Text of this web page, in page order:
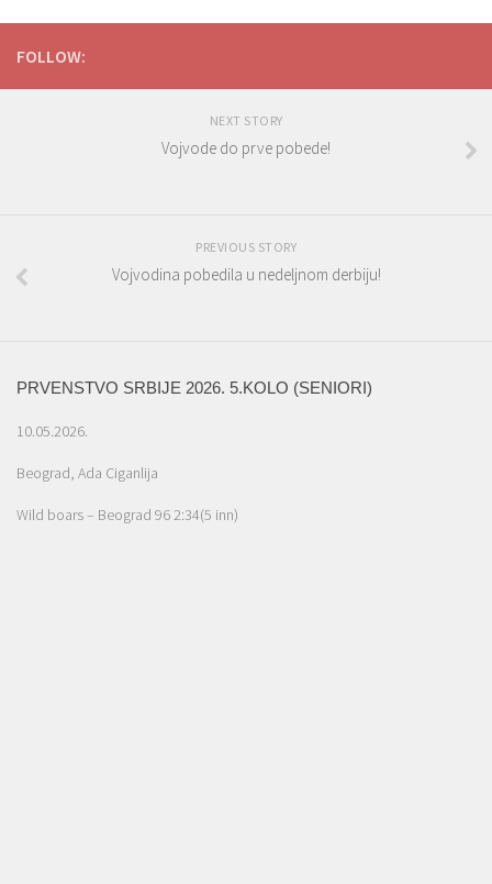
FOLLOW:
NEXT STORY
Vojvode do prve pobede!
PREVIOUS STORY
Vojvodina pobedila u nedeljnom derbiju!
PRVENSTVO SRBIJE 2026. 5.KOLO (SENIORI)
10.05.2026.
Beograd, Ada Ciganlija
Wild boars – Beograd 96 2:34(5 inn)